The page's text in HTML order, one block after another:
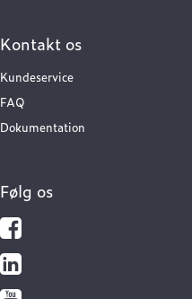
Kontakt os
Kundeservice
FAQ
Dokumentation
Følg os